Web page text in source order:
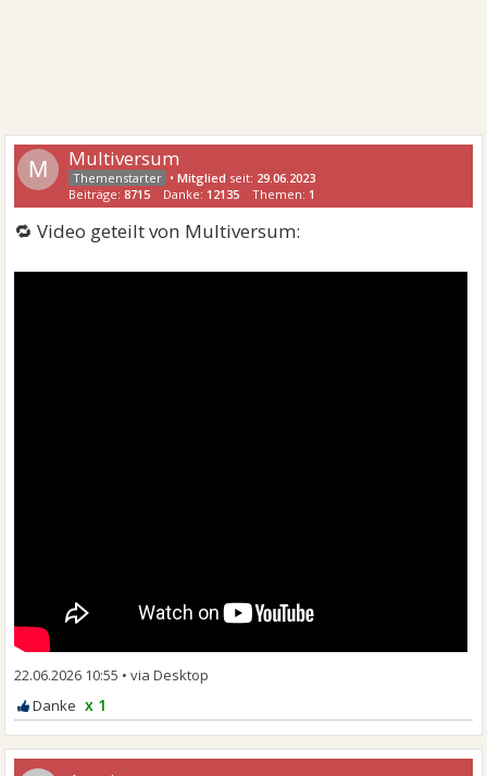
M Multiversum
•Mitglied seit: 29.06.2023
Beiträge:8715 Danke: 12135 Themen: 1
🔁 Video geteilt von Multiversum:
22.06.2026 10:55 •
x 1